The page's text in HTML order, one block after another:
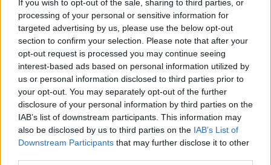
If you wish to opt-out of the sale, sharing to third parties, or
processing of your personal or sensitive information for
targeted advertising by us, please use the below opt-out
section to confirm your selection. Please note that after your
opt-out request is processed you may continue seeing
interest-based ads based on personal information utilized by
us or personal information disclosed to third parties prior to
your opt-out. You may separately opt-out of the further
disclosure of your personal information by third parties on the
IAB’s list of downstream participants. This information may
also be disclosed by us to third parties on the IAB’s List of
Downstream Participants that may further disclose it to other
in unadinastiache tanto ha dato alla nostraPatria.
Super partes senza dubbio, potrebbevolare altosu tutti gli
schieramenti. Gradito nei salotti che contano, è anchefotogenico
Insomma, sto parlando di
Emanuele Filiberto di Savoia. Fallita la
rottamazione con certi politici, perché non pensare di rottamare
direttamente la Repubblicae tornare allamonarchia ?
Pensaci Sergio, pensaci, da’ retta a un bischero…
Franco Bonciani